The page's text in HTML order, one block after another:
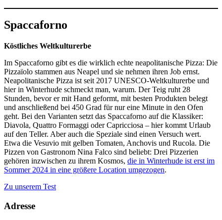
Spaccaforno
Köstliches Weltkulturerbe
Im Spaccaforno gibt es die wirklich echte neapolitanische Pizza: Die
Pizzaïolo stammen aus Neapel und sie nehmen ihren Job ernst.
Neapolitanische Pizza ist seit 2017 UNESCO-Weltkulturerbe und
hier in Winterhude schmeckt man, warum. Der Teig ruht 28
Stunden, bevor er mit Hand geformt, mit besten Produkten belegt
und anschließend bei 450 Grad für nur eine Minute in den Ofen
geht. Bei den Varianten setzt das Spaccaforno auf die Klassiker:
Diavola, Quattro Formaggi oder Capricciosa – hier kommt Urlaub
auf den Teller. Aber auch die Speziale sind einen Versuch wert.
Etwa die Vesuvio mit gelben Tomaten, Anchovis und Rucola. Die
Pizzen von Gastronom Nina Falco sind beliebt: Drei Pizzerien
gehören inzwischen zu ihrem Kosmos, die in Winterhude ist erst im
Sommer 2024 in eine größere Location umgezogen.
Zu unserem Test
Adresse